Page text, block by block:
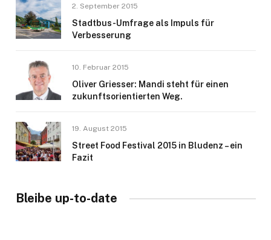
2. September 2015
Stadtbus-Umfrage als Impuls für
Verbesserung
10. Februar 2015
Oliver Griesser: Mandi steht für einen
zukunftsorientierten Weg.
19. August 2015
Street Food Festival 2015 in Bludenz – ein
Fazit
Bleibe up-to-date